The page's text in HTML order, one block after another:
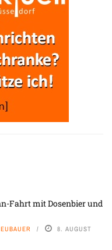
Fahrt mit Dosenbier und
8. AUGUST